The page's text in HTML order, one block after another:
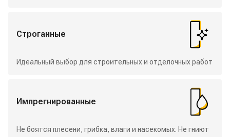
Строганные
Идеальный выбор для строительных и отделочных работ
Импрегнированные
Не боятся плесени, грибка, влаги и насекомых. Не гниют